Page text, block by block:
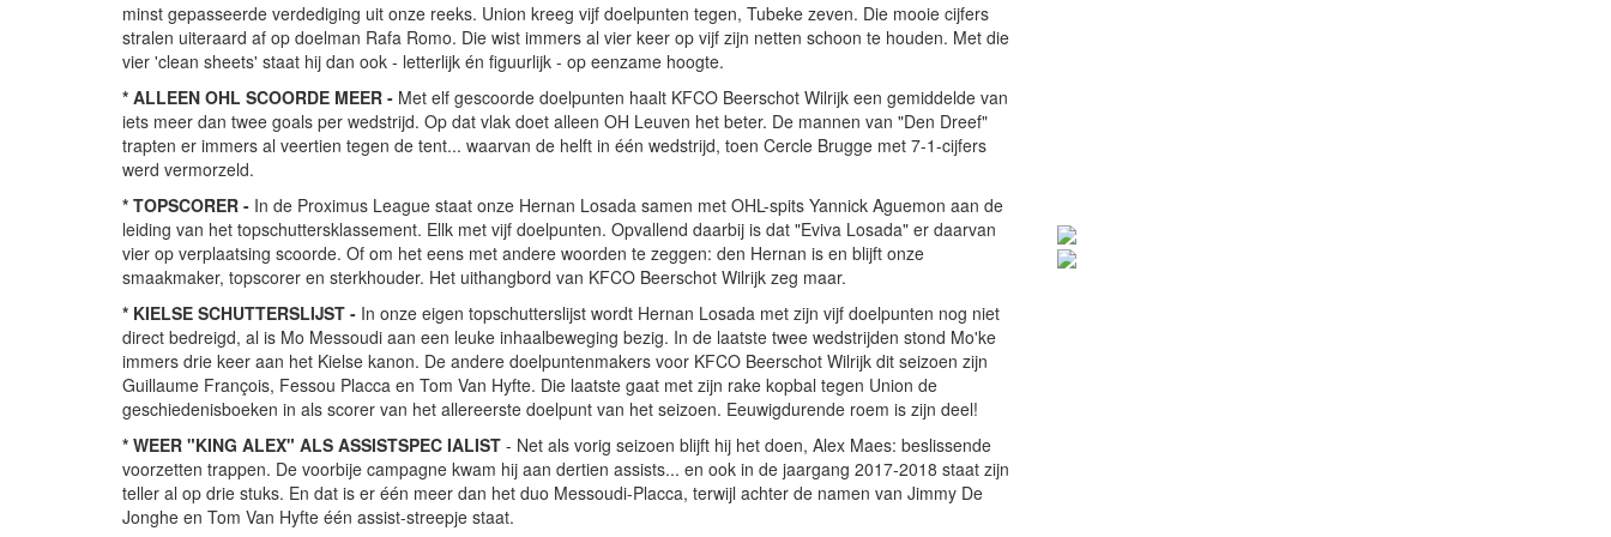
minst gepasseerde verdediging uit onze reeks. Union kreeg vijf doelpunten tegen, Tubeke zeven. Die mooie cijfers
stralen uiteraard af op doelman Rafa Romo. Die wist immers al vier keer op vijf zijn netten schoon te houden. Met die
vier 'clean sheets' staat hij dan ook - letterlijk én figuurlijk - op eenzame hoogte.
* ALLEEN OHL SCOORDE MEER - Met elf gescoorde doelpunten haalt KFCO Beerschot Wilrijk een gemiddelde van
iets meer dan twee goals per wedstrijd. Op dat vlak doet alleen OH Leuven het beter. De mannen van "Den Dreef"
trapten er immers al veertien tegen de tent... waarvan de helft in één wedstrijd, toen Cercle Brugge met 7-1-cijfers
werd vermorzeld.
* TOPSCORER - In de Proximus League staat onze Hernan Losada samen met OHL-spits Yannick Aguemon aan de
leiding van het topschuttersklassement. Ellk met vijf doelpunten. Opvallend daarbij is dat "Eviva Losada" er daarvan
vier op verplaatsing scoorde. Of om het eens met andere woorden te zeggen: den Hernan is en blijft onze
smaakmaker, topscorer en sterkhouder. Het uithangbord van KFCO Beerschot Wilrijk zeg maar.
* KIELSE SCHUTTERSLIJST - In onze eigen topschutterslijst wordt Hernan Losada met zijn vijf doelpunten nog niet
direct bedreigd, al is Mo Messoudi aan een leuke inhaalbeweging bezig. In de laatste twee wedstrijden stond Mo'ke
immers drie keer aan het Kielse kanon. De andere doelpuntenmakers voor KFCO Beerschot Wilrijk dit seizoen zijn
Guillaume François, Fessou Placca en Tom Van Hyfte. Die laatste gaat met zijn rake kopbal tegen Union de
geschiedenisboeken in als scorer van het allereerste doelpunt van het seizoen. Eeuwigdurende roem is zijn deel!
* WEER "KING ALEX" ALS ASSISTSPEC IALIST - Net als vorig seizoen blijft hij het doen, Alex Maes: beslissende
voorzetten trappen. De voorbije campagne kwam hij aan dertien assists... en ook in de jaargang 2017-2018 staat zijn
teller al op drie stuks. En dat is er één meer dan het duo Messoudi-Placca, terwijl achter de namen van Jimmy De
Jonghe en Tom Van Hyfte één assist-streepje staat.